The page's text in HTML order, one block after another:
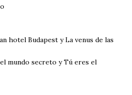
hotel Budapest y La venus de las
el mundo secreto y Tú eres el